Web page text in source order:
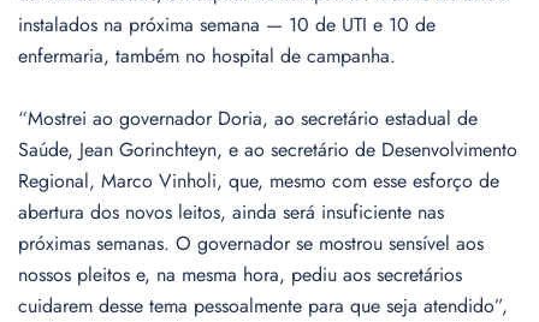
instalados na próxima semana — 10 de UTI e 10 de
enfermaria, também no hospital de campanha.
“Mostrei ao governador Doria, ao secretário estadual de
Saúde, Jean Gorinchteyn, e ao secretário de Desenvolvimento
Regional, Marco Vinholi, que, mesmo com esse esforço de
abertura dos novos leitos, ainda será insuficiente nas
próximas semanas. O governador se mostrou sensível aos
nossos pleitos e, na mesma hora, pediu aos secretários
cuidarem desse tema pessoalmente para que seja atendido”,